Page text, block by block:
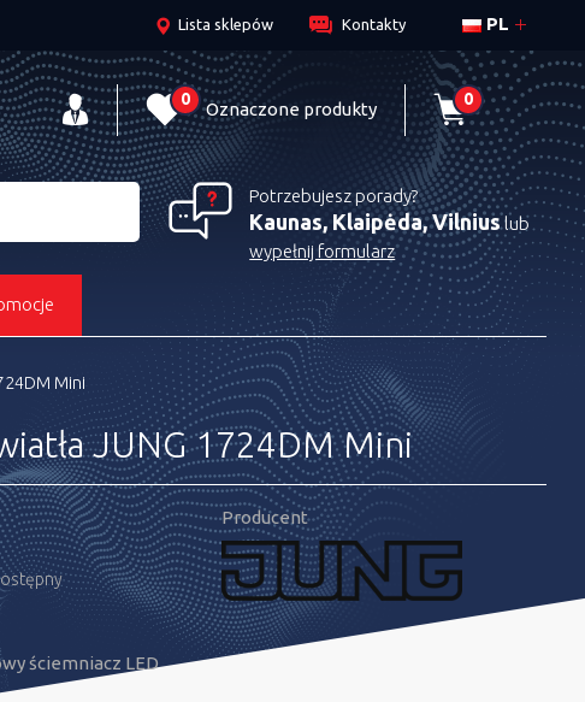
PL
Lista sklepów Kontakty
0 Oznaczone produkty 0
Potrzebujesz porady?
Kaunas, Klaipėda, Vilniuslub
wypełnij formularz
Mini
JUNG 1724DM Mini
Producent
ściemniacz LED